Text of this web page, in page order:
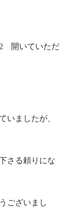
開いていただ
いましたが、
さる頼りにな
ございまし